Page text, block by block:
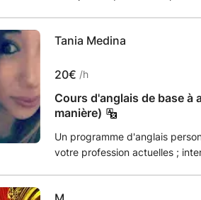
réservé qu'aux artistes ! C'est
confiance. Je vous propose
peinture, photo, vidéo,
vous emmène ?
Tania Medina
20€ /h
Cours d'anglais de base à
manière)
Un programme d'anglais
votre profession actuelles ;